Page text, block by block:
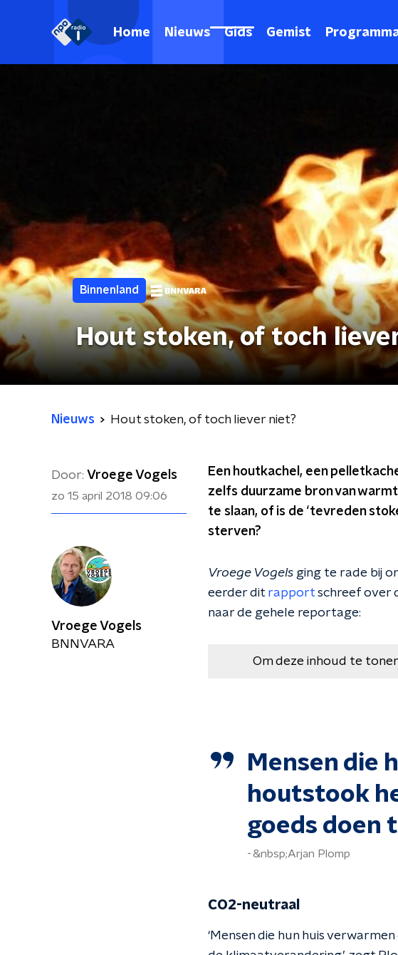
Home Nieuws Gids Gemist
Binnenland
Hout stoken, of toch
Nieuws Hout stoken, of toch liever niet?
Door: Vroege Vogels
zo 15 april 2018 09:06
Een houtkachel, een
zelfs duurzame bron van
te slaan, of is de ‘tevreden
sterven?
Vroege Vogels ging te rade bij
eerder dit rapport schreef over
naar de gehele reportage:
Om deze inhoud te
Mensen die
houtstook
goeds doen
&nbsp;Arjan Plomp
CO2-neutraal
‘Mensen die hun huis
Vroege Vogels
BNNVARA